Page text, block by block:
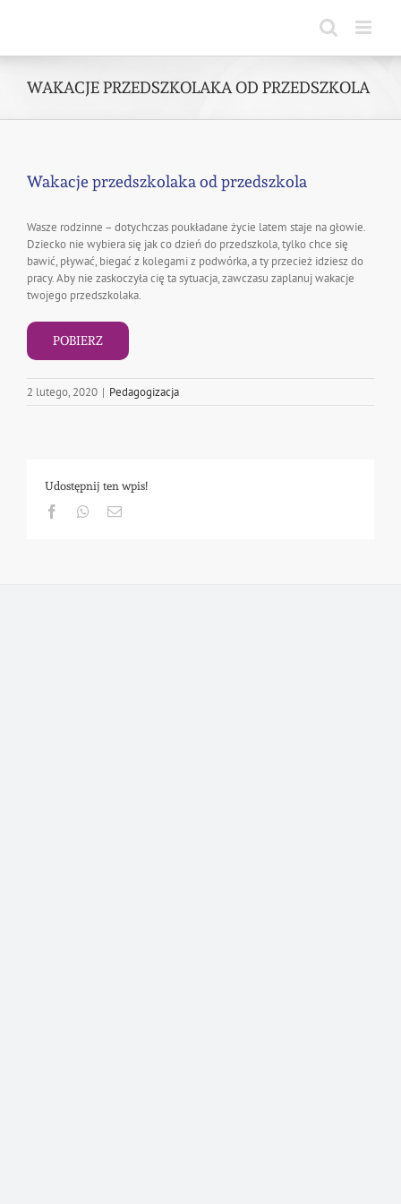
WAKACJE PRZEDSZKOLAKA OD PRZEDSZKOLA
Wakacje przedszkolaka od przedszkola
Wasze rodzinne – dotychczas poukładane życie latem staje na głowie.
Dziecko nie wybiera się jak co dzień do przedszkola, tylko chce się
bawić, pływać, biegać z kolegami z podwórka, a ty przecież idziesz do
pracy. Aby nie zaskoczyła cię ta sytuacja, zawczasu zaplanuj wakacje
twojego przedszkolaka.
POBIERZ
2 lutego, 2020 | Pedagogizacja
Udostępnij ten wpis!
FacebookWhatsapp
Email